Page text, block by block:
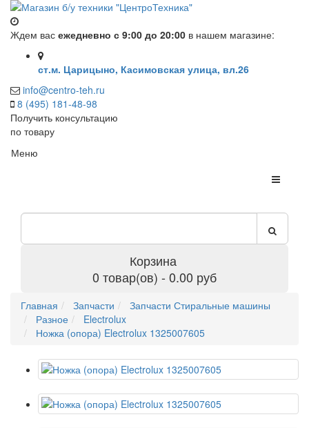
Ждем вас ежедневно с 9:00 до 20:00 в нашем магазине:
ст.м. Царицыно, Касимовская улица, вл.26
info@centro-teh.ru
8 (495) 181-48-98
Получить консультацию
по товару
Меню
Корзина
0 товар(ов) - 0.00 руб
Главная Запчасти
Запчасти Стиральные машины
Разное
Electrolux
Ножка (опора) Electrolux 1325007605